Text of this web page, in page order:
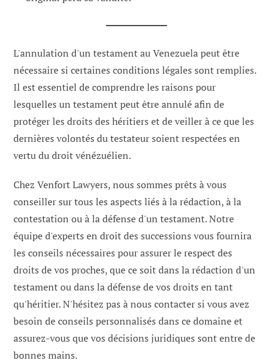
L'annulation d'un testament au Venezuela peut être
nécessaire si certaines conditions légales sont remplies.
Il est essentiel de comprendre les raisons pour
lesquelles un testament peut être annulé afin de
protéger les droits des héritiers et de veiller à ce que les
dernières volontés du testateur soient respectées en
vertu du droit vénézuélien.
Chez Venfort Lawyers, nous sommes prêts à vous
conseiller sur tous les aspects liés à la rédaction, à la
contestation ou à la défense d'un testament. Notre
équipe d'experts en droit des successions vous fournira
les conseils nécessaires pour assurer le respect des
droits de vos proches, que ce soit dans la rédaction d'un
testament ou dans la défense de vos droits en tant
qu'héritier. N'hésitez pas à nous contacter si vous avez
besoin de conseils personnalisés dans ce domaine et
assurez-vous que vos décisions juridiques sont entre de
bonnes mains.